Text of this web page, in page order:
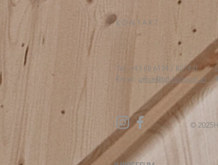
KONTAKT:
Tel: +43 (0) 6134 / 8214-0
Email: office@htl-hallstatt.at
© 2025